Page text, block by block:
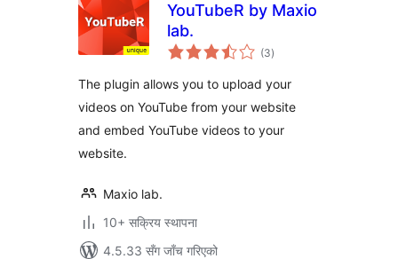
YouTubeR by Maxio
lab.
(3कुल
रेटिङ्गहरू
)
The plugin allows you to upload your
videos on YouTube from your website
and embed YouTube videos to your
website.
Maxio lab.
10+ सक्रिय स्थापना
4.5.33 सँग जाँच गरिएको